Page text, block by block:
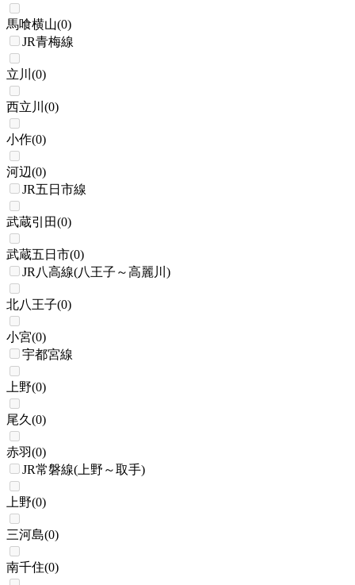
馬喰横山(0)
JR青梅線
立川 (0)
西立川 (0)
小作(0)
河辺(0)
JR五日市線
武蔵引田(0)
武蔵五日市(0)
JR八高線(八王子～高麗川)
北八王子(0)
小宮(0)
宇都宮線
上野(0)
尾久 (0)
赤羽(0)
JR常磐線(上野～取手)
上野(0)
三河島(0)
南千住(0)